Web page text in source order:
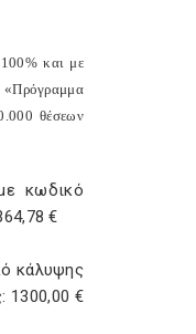
και με
«Πρόγραμμα
θέσεων
κωδικό
€
κάλυψης
1300,00 €